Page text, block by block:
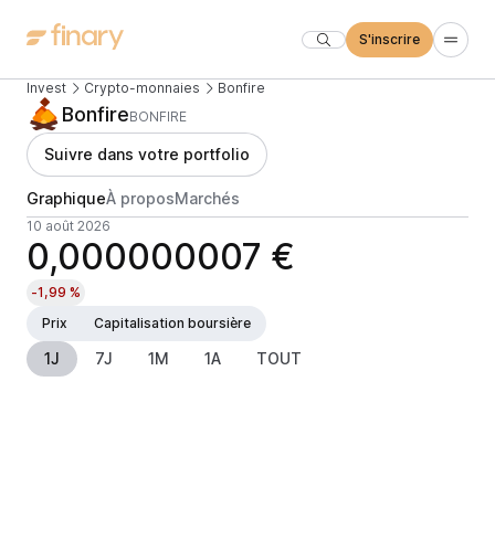
S'inscrire
Invest Crypto-monnaies Bonfire
BonfireBONFIRE
Suivre dans votre portfolio
GraphiqueÀ proposMarchés
10 août 2026
0,000000007 €
-1,99 %
Prix
Capitalisation boursière
1J 7J 1M 1A TOUT